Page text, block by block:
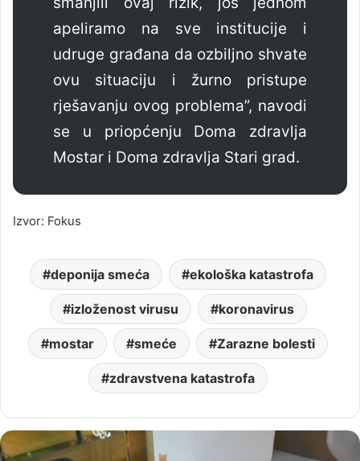
apeliramo na sve institucije i
udruge građana da ozbiljno shvate
ovu situaciju i žurno pristupe
rješavanju ovog problema”, navodi
se u priopćenju Doma zdravlja
Mostar i Doma zdravlja Stari grad.
Izvor: Fokus
deponija smeća ekološka katastrofa
izloženost virusu koronavirus
mostar smeće Zarazne bolesti
zdravstvena katastrofa